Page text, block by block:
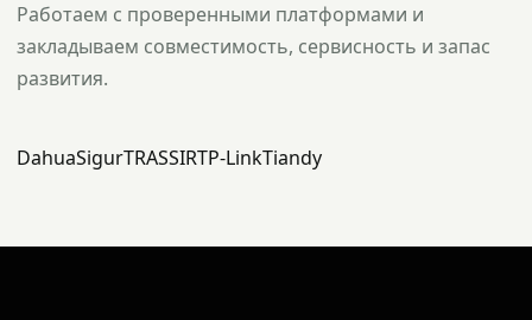
Работаем с проверенными платформами и
закладываем совместимость, сервисность и запас
развития.
DahuaSigurTRASSIRTP-LinkTiandy